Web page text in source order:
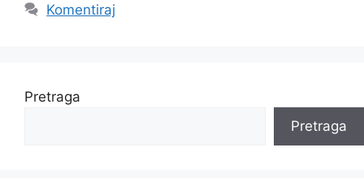
Komentiraj
Pretraga
Pretraga